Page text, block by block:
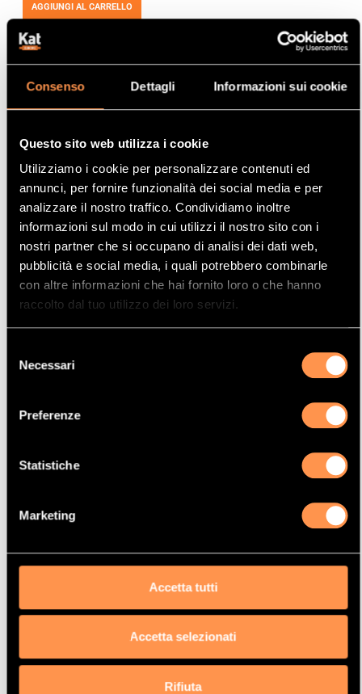
Consenso Dettagli Informazioni sui cookie
Questo sito web utilizza i cookie
Utilizziamo i cookie per personalizzare contenuti ed
annunci, per fornire funzionalità dei social media e per
analizzare il nostro traffico. Condividiamo inoltre
informazioni sul modo in cui utilizzi il nostro sito con i
nostri partner che si occupano di analisi dei dati web,
pubblicità e social media, i quali potrebbero combinarle
con altre informazioni che hai fornito loro o che hanno
raccolto dal tuo utilizzo dei loro servizi.
delNecessari
Preferenze
Statistiche
Marketing
Accetta tutti
Accetta selezionati
Rifiuta
AGGIUNGI AL CARRELLO
Mostrare Per pagina
La vostra selezione
Prodotto
Catalizzatore
Manufacturer
Versione
Motor code
Data
CERCA IL TUO PRODOTTO PER